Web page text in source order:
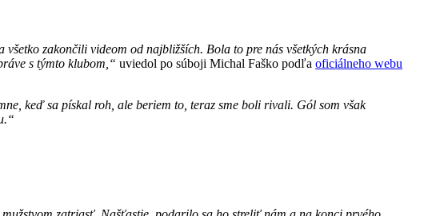
všetko zakončili videom od najbližších. Bola to pre nás všetkých krásna
s týmto klubom,“ uviedol po súboji Michal Faško podľa oficiálneho webu
keď sa pískal roh, ale beriem to, teraz sme boli rivali. Gól som však